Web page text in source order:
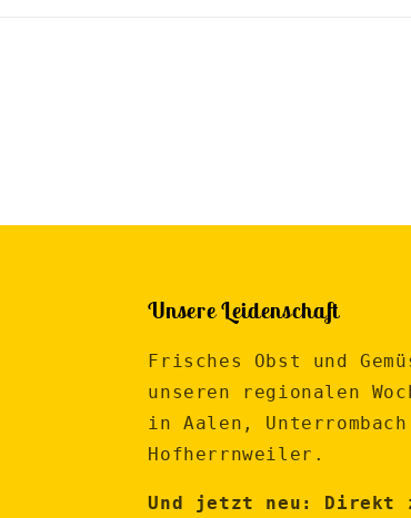
Unsere Leidenschaft
Frisches Obst und
unseren regionalen
in Aalen, Unterrombach
Hofherrnweiler.
Und jetzt neu: Direkt